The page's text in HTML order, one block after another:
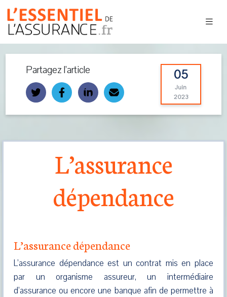
Partagez l’article 05
Juin
2023
L’assurance
dépendance
L’assurance dépendance
L’assurance dépendance est un contrat mis en place
par un organisme assureur, un intermédiaire
d’assurance ou encore une banque afin de permettre à